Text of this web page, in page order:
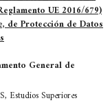
UE 2016/679)
de Protección de Datos
General de
Estudios Superiores